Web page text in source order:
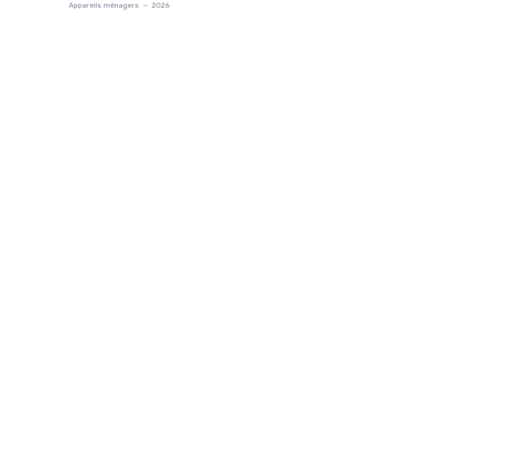
Appareils ménagers — 2026